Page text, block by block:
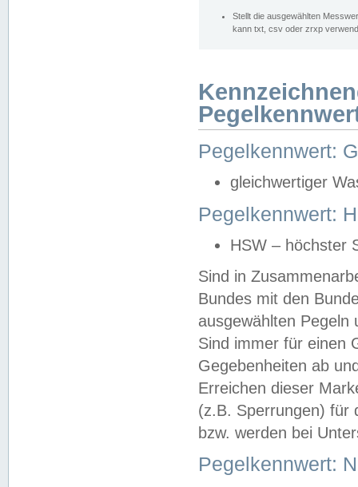
Stellt die ausgewählten
kann txt, csv oder zrxp
Pegelkennwert:
gleichwertiger
Pegelkennwert:
HSW – höchster
Sind in
Bundes mit den
ausgewählten
Sind immer für einen
Gegebenheiten ab
Erreichen dieser
(z.B. Sperrungen) für
bzw. werden bei
Pegelkennwert: